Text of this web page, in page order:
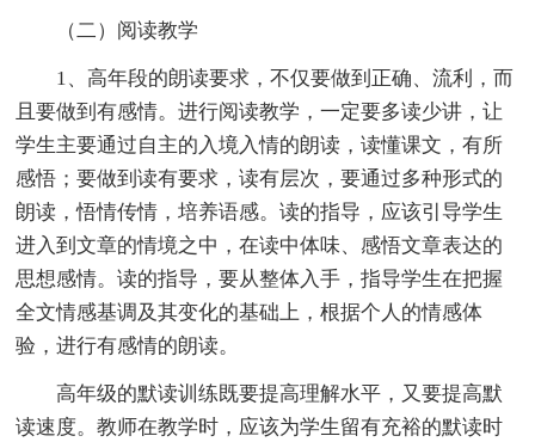
（二）阅读教学
1、高年段的朗读要求，不仅要做到正确、流利，而
且要做到有感情。进行阅读教学，一定要多读少讲，让
学生主要通过自主的入境入情的朗读，读懂课文，有所
感悟；要做到读有要求，读有层次，要通过多种形式的
朗读，悟情传情，培养语感。读的指导，应该引导学生
进入到文章的情境之中，在读中体味、感悟文章表达的
思想感情。读的指导，要从整体入手，指导学生在把握
全文情感基调及其变化的基础上，根据个人的情感体
验，进行有感情的朗读。
高年级的默读训练既要提高理解水平，又要提高默
读速度。教师在教学时，应该为学生留有充裕的默读时